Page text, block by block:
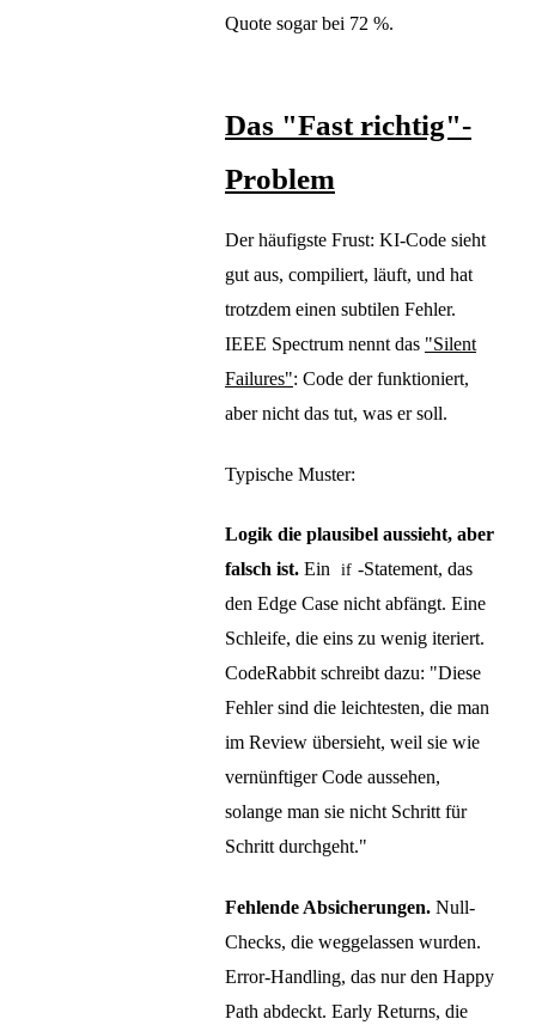
Quote sogar bei 72 %.
Das "Fast richtig"-
Problem
Der häufigste Frust: KI-Code sieht
gut aus, compiliert, läuft, und hat
trotzdem einen subtilen Fehler.
IEEE Spectrum nennt das "Silent
Failures": Code der funktioniert,
aber nicht das tut, was er soll.
Typische Muster:
Logik die plausibel aussieht, aber
falsch ist. Ein if -Statement, das
den Edge Case nicht abfängt. Eine
Schleife, die eins zu wenig iteriert.
CodeRabbit schreibt dazu: "Diese
Fehler sind die leichtesten, die man
im Review übersieht, weil sie wie
vernünftiger Code aussehen,
solange man sie nicht Schritt für
Schritt durchgeht."
Fehlende Absicherungen. Null-
Checks, die weggelassen wurden.
Error-Handling, das nur den Happy
Path abdeckt. Early Returns, die